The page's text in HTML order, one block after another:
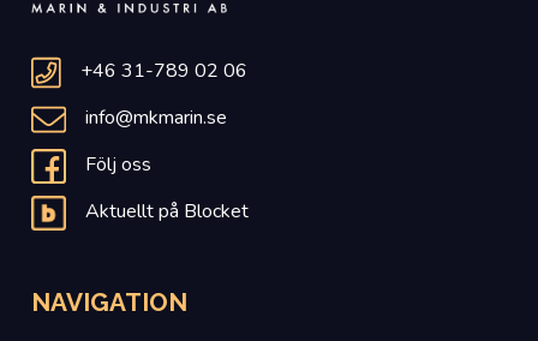
+46 31-789 02 06
info@mkmarin.se
Följ oss
Aktuellt på Blocket
NAVIGATION